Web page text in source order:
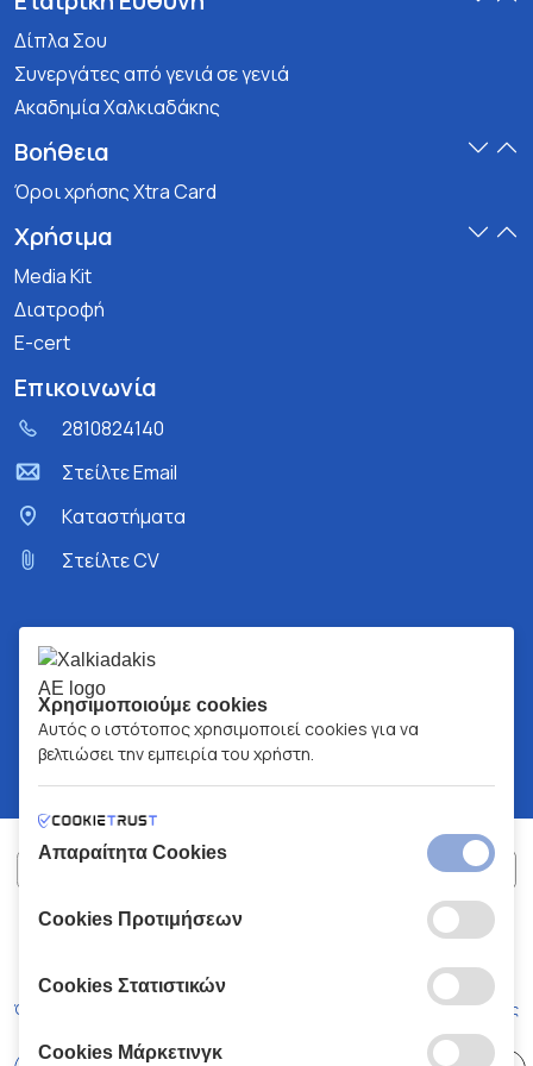
Δίπλα Σου
Συνεργάτες από γενιά σε γενιά
Ακαδημία Χαλκιαδάκης
Βοήθεια
Όροι χρήσης Xtra Card
Χρήσιμα
Media Kit
Διατροφή
E-cert
Επικοινωνία
2810824140
Στείλτε Email
Kαταστήματα
Στείλτε CV
ΧΑΛΚΙΑΔΑΚΗΣ Α.Ε.
Όροι και Προϋποθέσεις Κώδικας Δεοντολογίας
Χρησιμοποιούμε cookies
Αυτός ο ιστότοπος χρησιμοποιεί cookies για να
βελτιώσει την εμπειρία του χρήστη.
Απαραίτητα Cookies
Cookies Προτιμήσεων
Cookies Στατιστικών
Cookies Μάρκετινγκ